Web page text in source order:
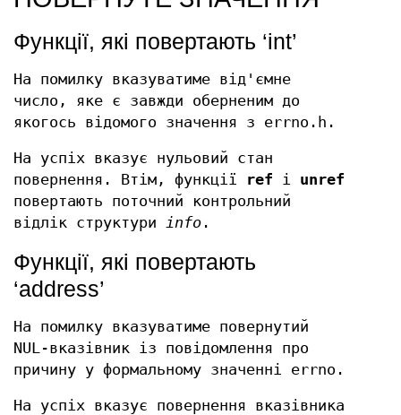
Функції, які повертають ‘int’
На помилку вказуватиме від'ємне
число, яке є завжди оберненим до
якогось відомого значення з errno.h.
На успіх вказує нульовий стан
повернення. Втім, функції
ref і unref
повертають поточний контрольний
відлік структури
info .
Функції, які повертають
‘address’
На помилку вказуватиме повернутий
NUL-вказівник із повідомлення про
причину у формальному значенні errno.
На успіх вказує повернення вказівника